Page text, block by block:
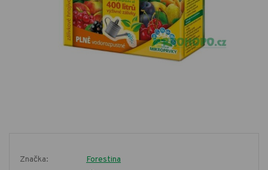
Značka:
Forestina